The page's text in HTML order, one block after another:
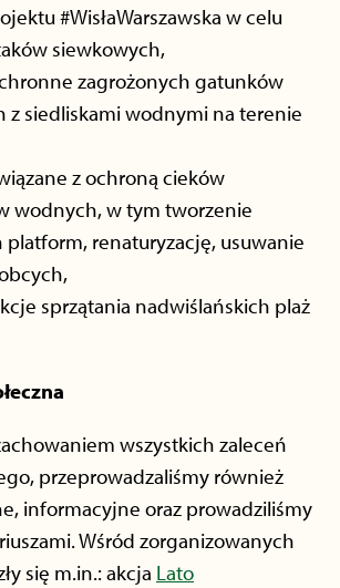
#WisłaWarszawska w celu
siewkowych,
zagrożonych gatunków
z siedliskami wodnymi na terenie
z ochroną cieków
wodnych, w tym tworzenie
platform, renaturyzację, usuwanie
sprzątania nadwiślańskich plaż
wszystkich zaleceń
przeprowadzaliśmy również
informacyjne oraz prowadziliśmy
Wśród zorganizowanych
się m.in.: akcja Lato